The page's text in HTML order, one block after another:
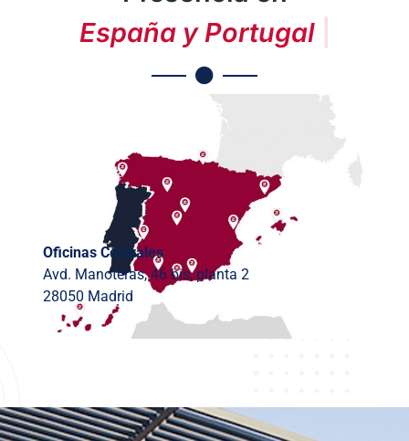
España y Portugal
Oficinas Centrales
Avd. Manoteras, 46 bis, planta 2
28050 Madrid